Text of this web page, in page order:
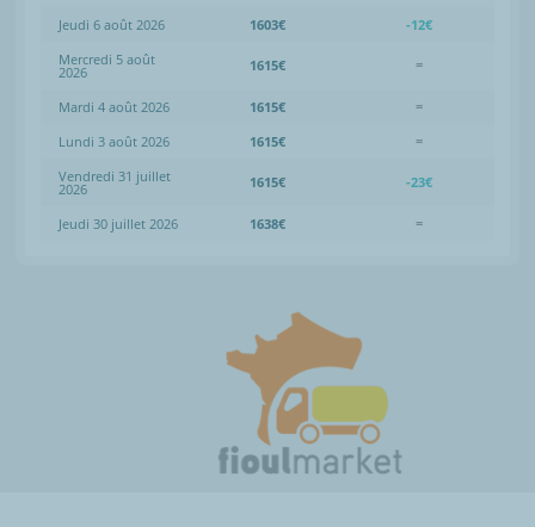
Jeudi 6 août 2026 1603€
-12€
Mercredi 5 août
2026 1615€ =
Mardi 4 août 2026 1615€
=
Lundi 3 août 2026
1615€
=
Vendredi 31 juillet
2026 1615€ -23€
Jeudi 30 juillet 2026 1638€ =